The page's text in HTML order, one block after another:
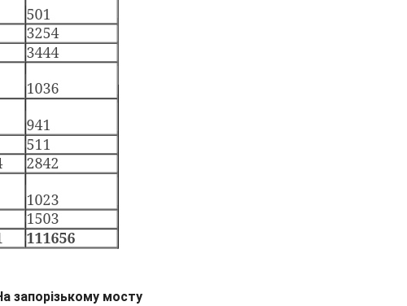
запорізькому мосту